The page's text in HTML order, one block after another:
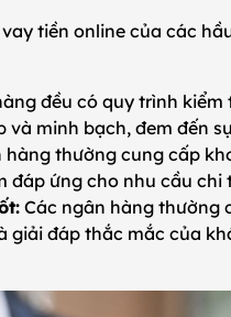
tiền online của các
đều có quy trình
minh bạch, đem đến
hàng thường cung cấp
ứng cho nhu cầu chi
Các ngân hàng thường
giải đáp thắc mắc của